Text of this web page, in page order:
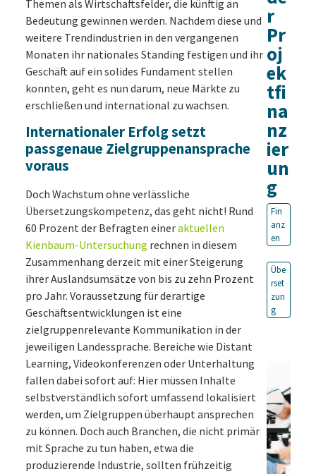
Themen als Wirtschaftsfelder, die künftig an
Bedeutung gewinnen werden. Nachdem diese und
weitere Trendindustrien in den vergangenen
Monaten ihr nationales Standing festigen und ihr
Geschäft auf ein solides Fundament stellen
konnten, geht es nun darum, neue Märkte zu
erschließen und international zu wachsen.
Internationaler Erfolg setzt
passgenaue Zielgruppenansprache
voraus
Doch Wachstum ohne verlässliche
Übersetzungskompetenz, das geht nicht! Rund
60 Prozent der Befragten eineraktuellen
Kienbaum-Untersuchung rechnen in diesem
Zusammenhang derzeit mit einer Steigerung
ihrer Auslandsumsätze von bis zu zehn Prozent
pro Jahr. Voraussetzung für derartige
Geschäftsentwicklungen ist eine
zielgruppenrelevante Kommunikation in der
jeweiligen Landessprache. Bereiche wie Distant
Learning, Videokonferenzen oder Unterhaltung
fallen dabei sofort auf: Hier müssen Inhalte
selbstverständlich sofort umfassend lokalisiert
werden, um Zielgruppen überhaupt ansprechen
zu können. Doch auch Branchen, die nicht primär
mit Sprache zu tun haben, etwa die
produzierende Industrie, sollten frühzeitig
r
Pr
oj
ek
tfi
na
nz
ier
un
g
Fin
anz
en
Übe
rset
zun
g